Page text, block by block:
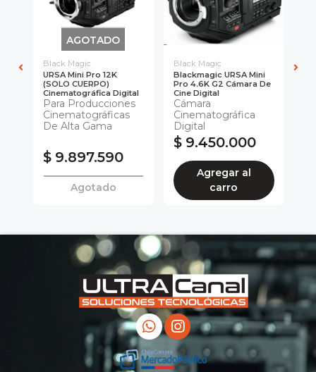
AGOTADO
Black Magic
URSA Mini Pro 12K
(SOLO CUERPO)
Cinematográfica Digital
Para Producciones
Cinematográficas
De Alta Gama
$ 9.897.590
Agotado
Black Magic
Blackmagic URSA Mini
Pro 4.6K G2 Cámara De
Cine Digital
Cámara
Cinematográfica
Digital
$ 9.450.000
Agregar al
carro